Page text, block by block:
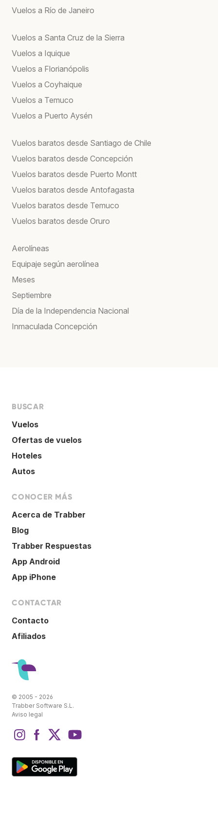
Vuelos a Río de Janeiro
Vuelos a Santa Cruz de la Sierra
Vuelos a Iquique
Vuelos a Florianópolis
Vuelos a Coyhaique
Vuelos a Temuco
Vuelos a Puerto Aysén
Vuelos baratos desde Santiago de Chile
Vuelos baratos desde Concepción
Vuelos baratos desde Puerto Montt
Vuelos baratos desde Antofagasta
Vuelos baratos desde Temuco
Vuelos baratos desde Oruro
Aerolíneas
Equipaje según aerolínea
Meses
Septiembre
Día de la Independencia Nacional
Inmaculada Concepción
BUSCAR
Vuelos
Ofertas de vuelos
Hoteles
Autos
CONOCER MÁS
Acerca de Trabber
Blog
Trabber Respuestas
App Android
App iPhone
CONTACTAR
Contacto
Afiliados
© 2005 - 2026
Trabber Software S.L.
Aviso legal